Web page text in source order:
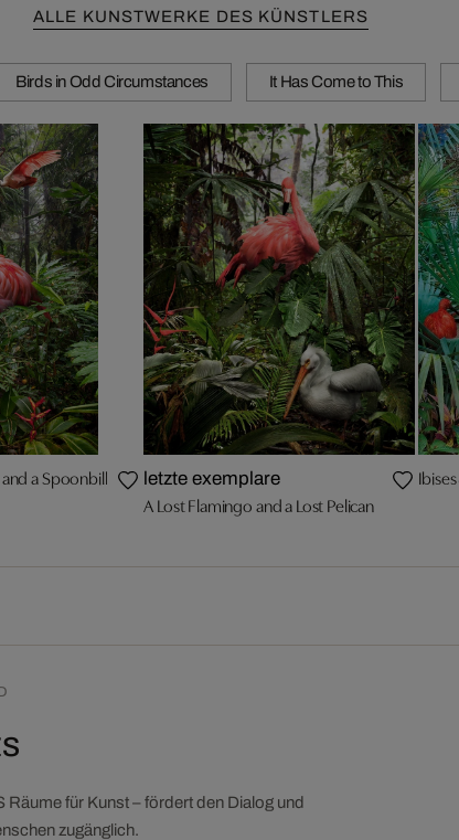
ALLE KUNSTWERKE DES KÜNSTLERS
Birds in Odd Circumstances It Has Come to This
a Spoonbill letzte exemplare
A Lost Flamingo and a Lost Pelican
für Kunst – fördert den Dialog und
zugänglich.